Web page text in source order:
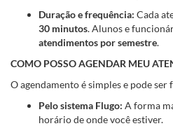
Duração e frequência: Cada
30 minutos. Alunos e
atendimentos por semestre.
COMO POSSO AGENDAR MEU
O agendamento é simples e pode ser
Pelo sistema Flugo: A forma
horário de onde você estiver.